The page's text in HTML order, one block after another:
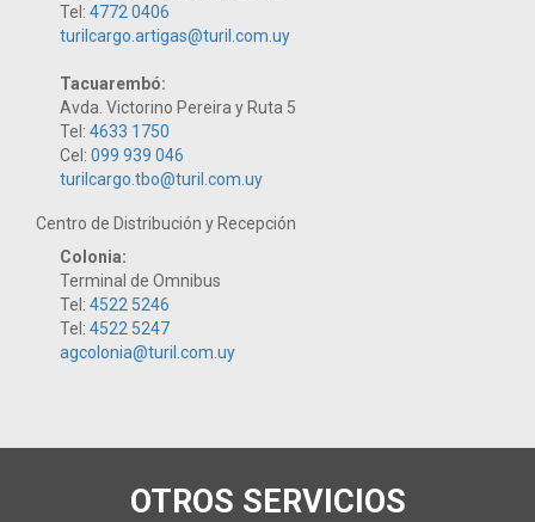
Tel: 4772 0406
turilcargo.artigas@turil.com.uy
Tacuarembó:
Avda. Victorino Pereira y Ruta 5
Tel: 4633 1750
Cel: 099 939 046
turilcargo.tbo@turil.com.uy
Centro de Distribución y Recepción
Colonia:
Terminal de Omnibus
Tel: 4522 5246
Tel: 4522 5247
agcolonia@turil.com.uy
OTROS SERVICIOS